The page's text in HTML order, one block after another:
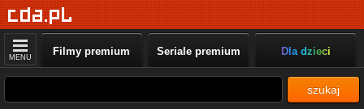
MENU Filmy premium Seriale premium Dla dzieci
szukaj